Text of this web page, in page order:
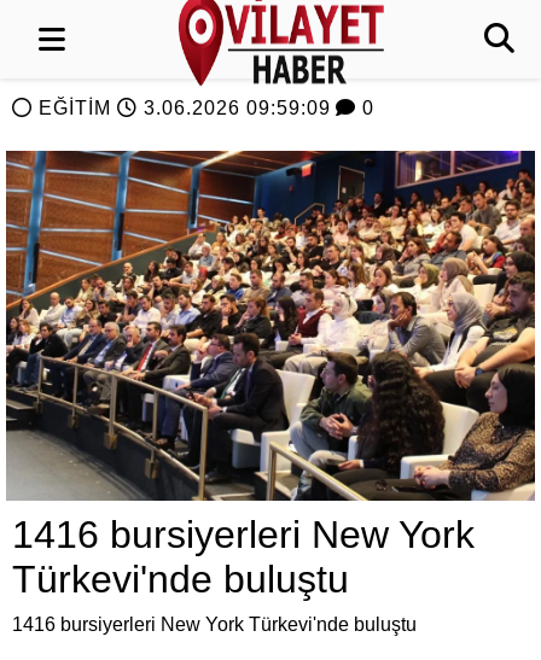
EĞİTİM 3.06.2026 09:59:09 0
1416 bursiyerleri New York
Türkevi'nde buluştu
1416 bursiyerleri New York Türkevi'nde buluştu